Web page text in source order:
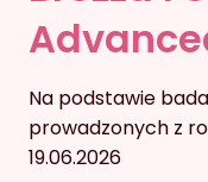
Na podstawie
prowadzonych z
19.06.2026